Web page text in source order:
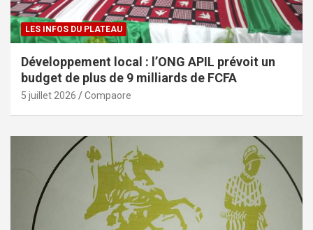
LES INFOS DU PLATEAU
Développement local : l’ONG APIL prévoit un
budget de plus de 9 milliards de FCFA
5 juillet 2026 Compaore